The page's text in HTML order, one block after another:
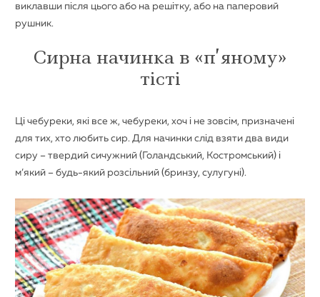
виклавши після цього або на решітку, або на паперовий
рушник.
Сирна начинка в «п’яному»
тісті
Ці чебуреки, які все ж, чебуреки, хоч і не зовсім, призначені
для тих, хто любить сир. Для начинки слід взяти два види
сиру – твердий сичужний (Голандський, Костромський) і
м’який – будь-який розсільний (бринзу, сулугуні).